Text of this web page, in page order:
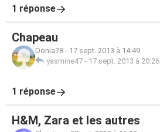
1 réponse
Chapeau
Donia78 - 17 sept. 2013 à 14:49
yasmine47 - 17 sept. 2013 à 20:26
1 réponse
H&M, Zara et les autres